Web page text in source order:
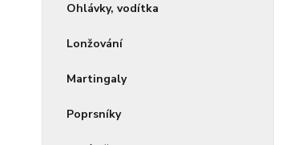
Ohlávky, vodítka
Lonžování
Martingaly
Poprsníky